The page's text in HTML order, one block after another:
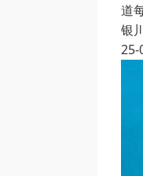
道
银
25-